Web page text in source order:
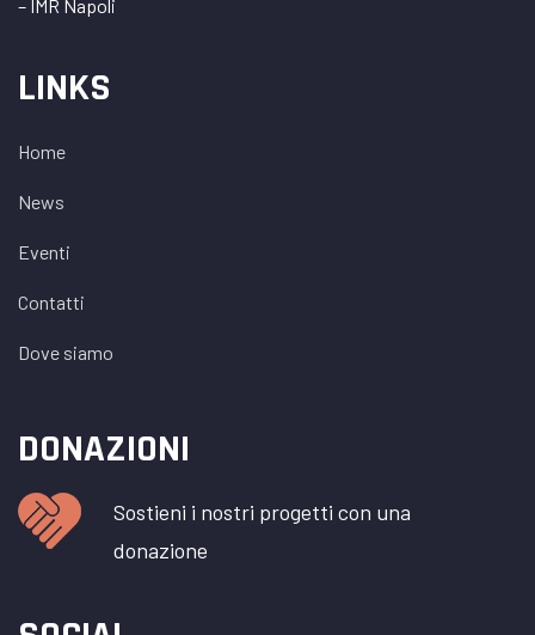
– IMR Napoli
LINKS
Home
News
Eventi
Contatti
Dove siamo
DONAZIONI
Sostieni i nostri progetti con una
donazione